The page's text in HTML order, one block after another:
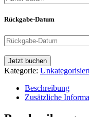
Rückgabe-Datum
Jetzt buchen
Kategorie:
Beschreibung
Zusätzliche